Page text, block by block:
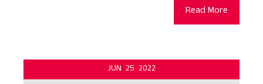
Read More
JUN 25 2022